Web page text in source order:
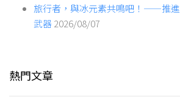
旅行者，與冰元素共鳴吧！——推
武器2026/08/07
熱門文章